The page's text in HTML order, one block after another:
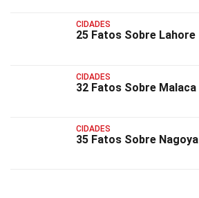
CIDADES
25 Fatos Sobre Lahore
CIDADES
32 Fatos Sobre Malaca
CIDADES
35 Fatos Sobre Nagoya